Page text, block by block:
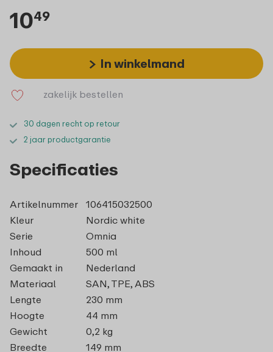
1049
In winkelmand
zakelijk bestellen
30 dagen recht op retour
2 jaar productgarantie
Specificaties
Artikelnummer
106415032500
Kleur
Nordic white
Serie
Omnia
Inhoud
500 ml
Gemaakt in
Nederland
Materiaal
SAN, TPE, ABS
Lengte
230 mm
Hoogte
44 mm
Gewicht
0,2 kg
Breedte
149 mm